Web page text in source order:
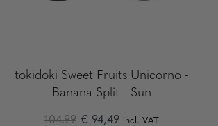
tokidoki Sweet Fruits Unicorno -
Banana Split - Sun
104.99 € 94,49 incl. VAT